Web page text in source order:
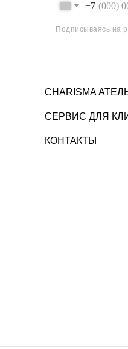
+7
Подписываясь на
CHARISMA
СЕРВИС ДЛЯ
КОНТАКТЫ